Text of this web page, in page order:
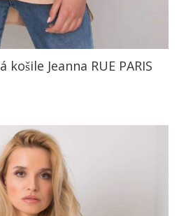
Jeanna RUE PARIS